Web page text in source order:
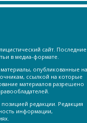
сайт. Последние
в медиа-формате.
опубликованные на
ссылкой на которые
материалов разрешено
редакции. Редакция
информации,